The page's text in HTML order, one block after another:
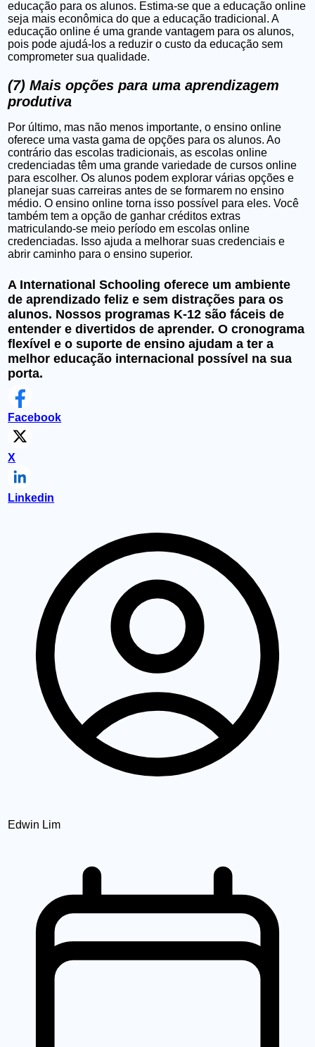
educação para os alunos. Estima-se que a educação online
seja mais econômica do que a educação tradicional. A
educação online é uma grande vantagem para os alunos,
pois pode ajudá-los a reduzir o custo da educação sem
comprometer sua qualidade.
(7) Mais opções para uma aprendizagem
produtiva
Por último, mas não menos importante, o ensino online
oferece uma vasta gama de opções para os alunos. Ao
contrário das escolas tradicionais, as escolas online
credenciadas têm uma grande variedade de cursos online
para escolher. Os alunos podem explorar várias opções e
planejar suas carreiras antes de se formarem no ensino
médio. O ensino online torna isso possível para eles. Você
também tem a opção de ganhar créditos extras
matriculando-se meio período em escolas online
credenciadas. Isso ajuda a melhorar suas credenciais e
abrir caminho para o ensino superior.
A International Schooling oferece um ambiente
de aprendizado feliz e sem distrações para os
alunos. Nossos programas K-12 são fáceis de
entender e divertidos de aprender. O cronograma
flexível e o suporte de ensino ajudam a ter a
melhor educação internacional possível na sua
porta.
Facebook
X
Linkedin
Edwin Lim